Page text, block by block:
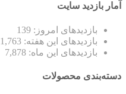
آمار بازدید سایت
بازدیدهای امروز: 139
بازدیدهای این هفته: 1,763
بازدیدهای این ماه: 7,878
دسته‌بندی محصولات